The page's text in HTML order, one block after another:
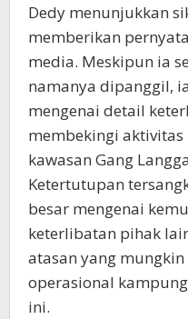
Dedy menunjukkan
memberikan
media. Meskipun ia
namanya dipanggil,
mengenai detail
membekingi
kawasan Gang
Ketertutupan
besar mengenai
keterlibatan pihak
atasan yang
operasional
ini.